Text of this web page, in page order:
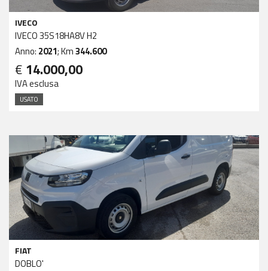
IVECO
IVECO 35S18HA8V H2
Anno: 2021; Km344.600
€ 14.000,00
IVA esclusa
USATO
FIAT
DOBLO'